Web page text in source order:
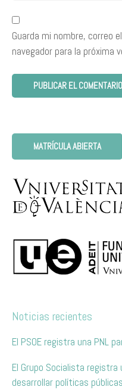
Guarda mi nombre, correo
navegador para la próxima
MATRÍCULA ABIERTA
Noticias recientes
El PSOE registra una PNL
El Grupo Socialista registra
desarrollar políticas